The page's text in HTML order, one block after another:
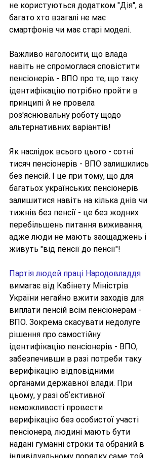
не користуються додатком "Дія", а
багато хто взагалі не має
смартфонів чи має старі моделі.
Важливо наголосити, що влада
навіть не спромоглася сповістити
пенсіонерів - ВПО про те, що таку
ідентифікацію потрібно пройти в
принципі й не провела
роз'яснювальну роботу щодо
альтернативних варіантів!
Як наслідок всього цього - сотні
тисяч пенсіонерів - ВПО залишились
без пенсій. І це при тому, що для
багатьох українських пенсіонерів
залишитися навіть на кілька днів чи
тижнів без пенсії - це без жодних
перебільшень питання виживання,
адже люди не мають заощаджень і
живуть "від пенсії до пенсії"!
Партія людей праці Народовладдя
вимагає від Кабінету Міністрів
України негайно вжити заходів для
виплати пенсій всім пенсіонерам -
ВПО. Зокрема скасувати недолуге
рішення про самостійну
ідентифікацію пенсіонерів - ВПО,
забезпечивши в разі потреби таку
верифікацію відповідними
органами державної влади. При
цьому, у разі обʼєктивної
неможливості провести
верифікацію без особистої участі
пенсіонера, людині мають бути
надані гуманні строки та обраний в